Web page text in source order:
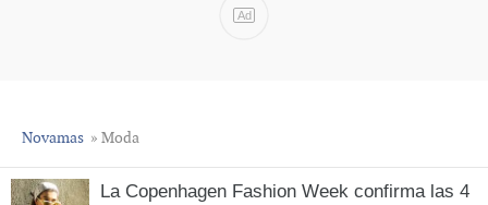
Ad
Novamas » Moda
La Copenhagen Fashion Week confirma las 4